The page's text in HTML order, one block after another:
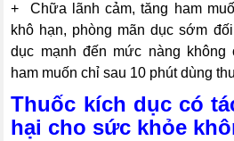
+ Chữa lãnh cảm, tăng ham
khô hạn, phòng mãn dục sớm
dục mạnh đến mức nàng không
ham muốn chỉ sau 10 phút dùng
Thuốc kích dục có
hại cho sức khỏe